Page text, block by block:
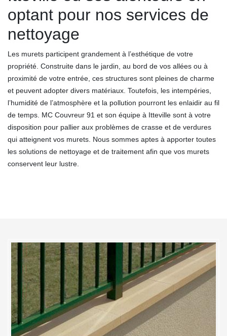
optant pour nos services de
nettoyage
Les murets participent grandement à l’esthétique de votre
propriété. Construite dans le jardin, au bord de vos allées ou à
proximité de votre entrée, ces structures sont pleines de charme
et peuvent adopter divers matériaux. Toutefois, les intempéries,
l’humidité de l’atmosphère et la pollution pourront les enlaidir au fil
de temps. MC Couvreur 91 et son équipe à Itteville sont à votre
disposition pour pallier aux problèmes de crasse et de verdures
qui atteignent vos murets. Nous sommes aptes à apporter toutes
les solutions de nettoyage et de traitement afin que vos murets
conservent leur lustre.